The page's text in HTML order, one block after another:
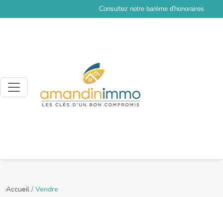
Consultez notre barème d'honoraires
Accueil / Vendre